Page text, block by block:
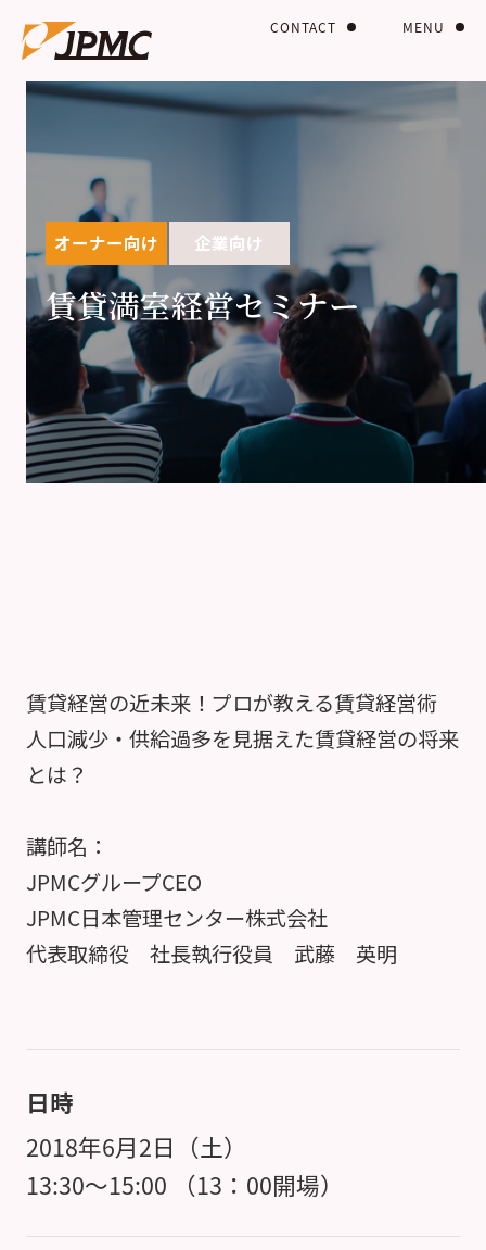
MENU
CONTACT
オーナー向け 企業向け
賃貸満室経営セミナー
賃貸経営の近未来！プロが教える賃貸経営術
人口減少・供給過多を見据えた賃貸経営の将来
とは？
講師名：
JPMCグループCEO
JPMC日本管理センター株式会社
代表取締役 社長執行役員 武藤 英明
日時
2018年6月2日（土）
13:30～15:00 （13：00開場）